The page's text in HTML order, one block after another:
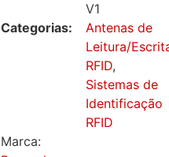
V1
Categorias:
Antenas de
Leitura/
RFID,
Sistemas de
Identificação
RFID
Marca: